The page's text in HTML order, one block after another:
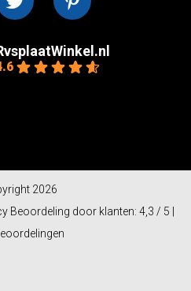
2026
Beoordeling door klanten: 4,3 / 5 |